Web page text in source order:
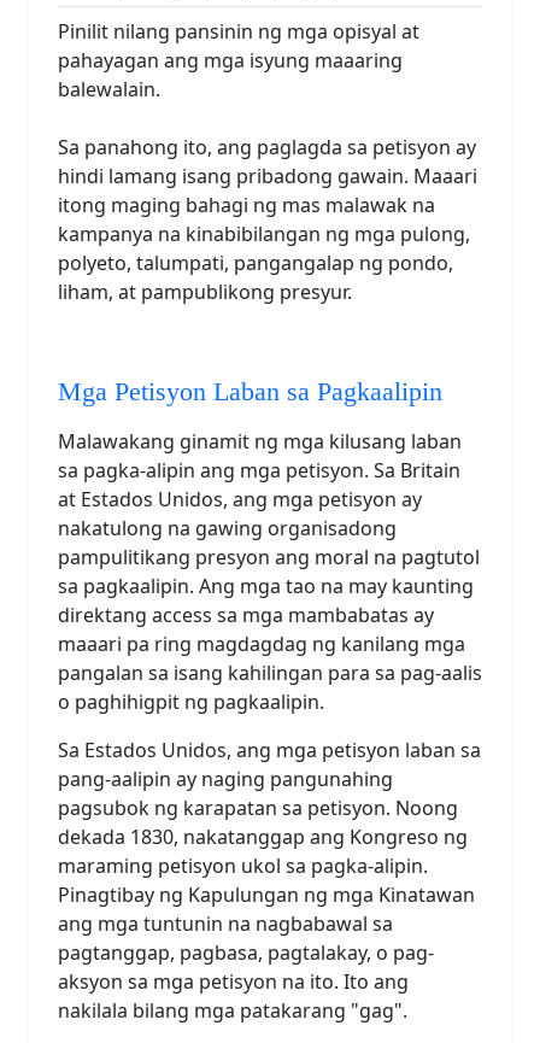
Pinilit nilang pansinin ng mga opisyal at
pahayagan ang mga isyung maaaring
balewalain.
Sa panahong ito, ang paglagda sa petisyon ay
hindi lamang isang pribadong gawain. Maaari
itong maging bahagi ng mas malawak na
kampanya na kinabibilangan ng mga pulong,
polyeto, talumpati, pangangalap ng pondo,
liham, at pampublikong presyur.
Mga Petisyon Laban sa Pagkaalipin
Malawakang ginamit ng mga kilusang laban
sa pagka-alipin ang mga petisyon. Sa Britain
at Estados Unidos, ang mga petisyon ay
nakatulong na gawing organisadong
pampulitikang presyon ang moral na pagtutol
sa pagkaalipin. Ang mga tao na may kaunting
direktang access sa mga mambabatas ay
maaari pa ring magdagdag ng kanilang mga
pangalan sa isang kahilingan para sa pag-aalis
o paghihigpit ng pagkaalipin.
Sa Estados Unidos, ang mga petisyon laban sa
pang-aalipin ay naging pangunahing
pagsubok ng karapatan sa petisyon. Noong
dekada 1830, nakatanggap ang Kongreso ng
maraming petisyon ukol sa pagka-alipin.
Pinagtibay ng Kapulungan ng mga Kinatawan
ang mga tuntunin na nagbabawal sa
pagtanggap, pagbasa, pagtalakay, o pag-
aksyon sa mga petisyon na ito. Ito ang
nakilala bilang mga patakarang "gag".